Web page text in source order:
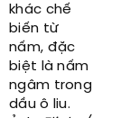
khác chế
biến từ
nấm, đặc
biệt là nấm
ngâm trong
dầu ô liu.